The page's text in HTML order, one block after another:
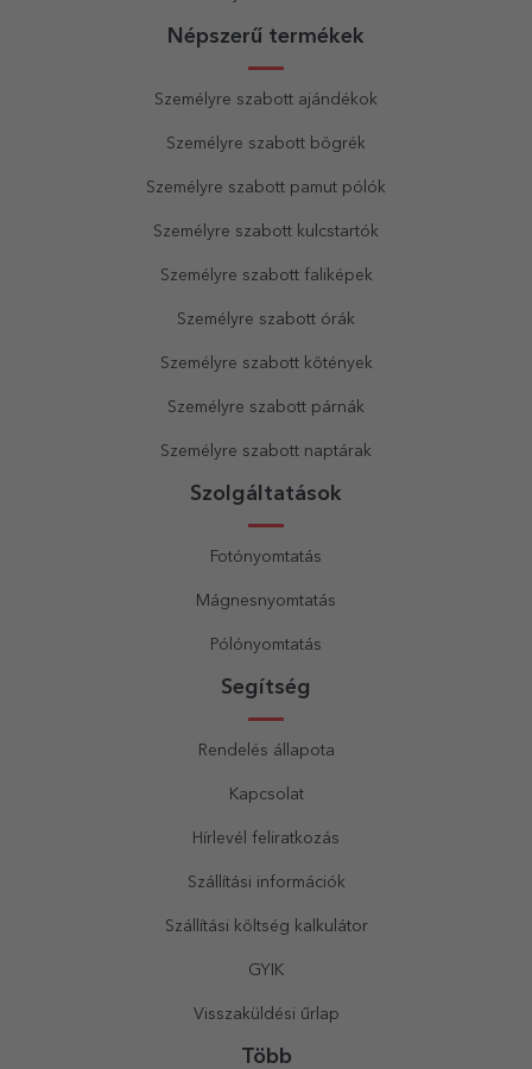
Népszerű termékek
Személyre szabott ajándékok
Személyre szabott bögrék
Személyre szabott pamut pólók
Személyre szabott kulcstartók
Személyre szabott faliképek
Személyre szabott órák
Személyre szabott kötények
Személyre szabott párnák
Személyre szabott naptárak
Szolgáltatások
Fotónyomtatás
Mágnesnyomtatás
Pólónyomtatás
Segítség
Rendelés állapota
Kapcsolat
Hírlevél feliratkozás
Szállítási információk
Szállítási költség kalkulátor
GYIK
Visszaküldési űrlap
Több